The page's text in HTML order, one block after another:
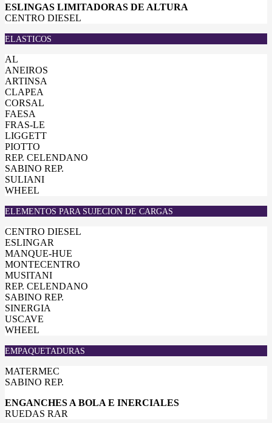
ESLINGAS LIMITADORAS DE ALTURA
CENTRO DIESEL
ELASTICOS
AL
ANEIROS
ARTINSA
CLAPEA
CORSAL
FAESA
FRAS-LE
LIGGETT
PIOTTO
REP. CELENDANO
SABINO REP.
SULIANI
WHEEL
ELEMENTOS PARA SUJECION DE CARGAS
CENTRO DIESEL
ESLINGAR
MANQUE-HUE
MONTECENTRO
MUSITANI
REP. CELENDANO
SABINO REP.
SINERGIA
USCAVE
WHEEL
EMPAQUETADURAS
MATERMEC
SABINO REP.
ENGANCHES A BOLA E INERCIALES
RUEDAS RAR